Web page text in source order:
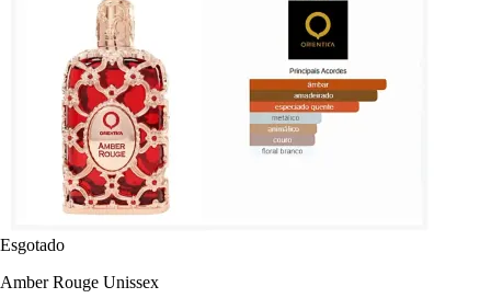
Esgotado
Amber Rouge Unissex